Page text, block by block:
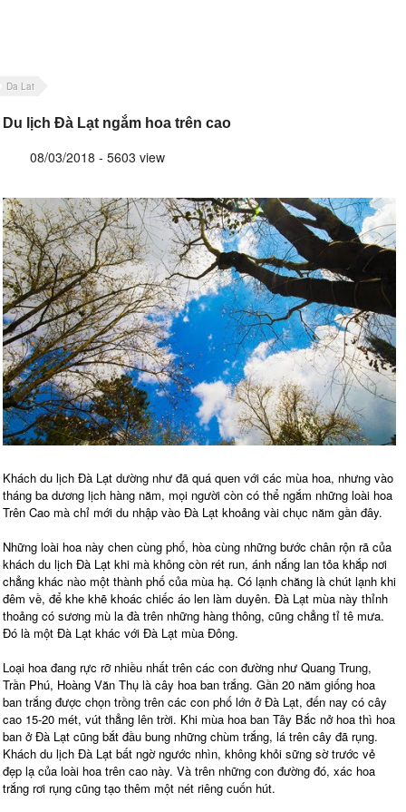
Da Lat
Du lịch Đà Lạt ngắm hoa trên cao
08/03/2018 - 5603 view
Khách du lịch Đà Lạt dường như đã quá quen với các mùa hoa, nhưng vào
tháng ba dương lịch hàng năm, mọi người còn có thể ngắm những loài hoa
Trên Cao mà chỉ mới du nhập vào Đà Lạt khoảng vài chục năm gần đây.
Những loài hoa này chen cùng phố, hòa cùng những bước chân rộn rã của
khách du lịch Đà Lạt khi mà không còn rét run, ánh nắng lan tỏa khắp nơi
chẳng khác nào một thành phố của mùa hạ. Có lạnh chăng là chút lạnh khi
đêm về, để khe khẽ khoác chiếc áo len làm duyên. Đà Lạt mùa này thỉnh
thoảng có sương mù la đà trên những hàng thông, cũng chẳng tỉ tê mưa.
Đó là một Đà Lạt khác với Đà Lạt mùa Đông.
Loại hoa đang rực rỡ nhiều nhất trên các con đường như Quang Trung,
Trần Phú, Hoàng Văn Thụ là cây hoa ban trắng. Gần 20 năm giống hoa
ban trắng được chọn trồng trên các con phố lớn ở Đà Lạt, đến nay có cây
cao 15-20 mét, vút thẳng lên trời. Khi mùa hoa ban Tây Bắc nở hoa thì hoa
ban ở Đà Lạt cũng bắt đầu bung những chùm trắng, lá trên cây đã rụng.
Khách du lịch Đà Lạt bất ngờ ngước nhìn, không khỏi sững sờ trước vẻ
đẹp lạ của loài hoa trên cao này. Và trên những con đường đó, xác hoa
trắng rơi rụng cũng tạo thêm một nét riêng cuốn hút.